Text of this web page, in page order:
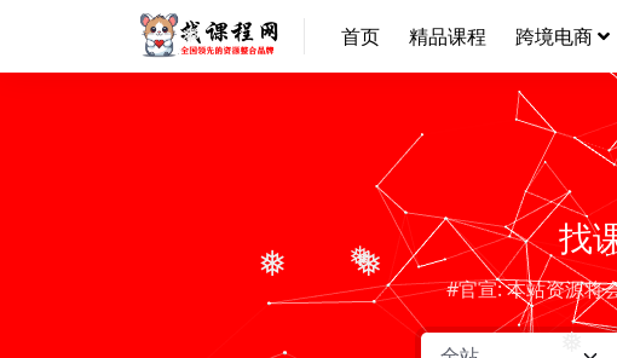
❅ ❅
❅
❅
首页 精品课程 跨境电商
找
#官宣: 本站资源将